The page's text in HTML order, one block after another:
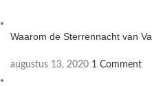
Waarom de Sterrennacht van
augustus 13, 2020 1 Comment